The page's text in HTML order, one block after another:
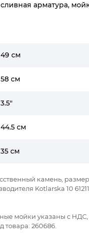
сливная арматура,
49 см
58 см
3.5"
44.5 см
35 см
камень,
Kotlarska 10
мойки указаны с
товара: 260686.